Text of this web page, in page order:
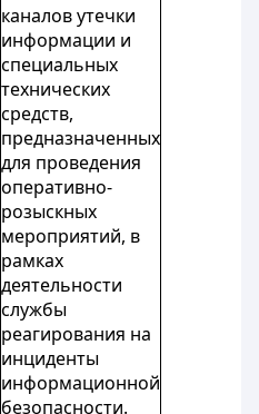
каналов утечки
информации и
специальных
технических
средств,
предназначенных
для проведения
оперативно-
розыскных
мероприятий, в
рамках
деятельности
службы
реагирования на
инциденты
информационной
безопасности.